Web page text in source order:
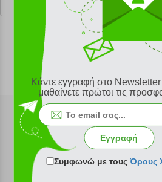
Προτεινόμενη λιανική 14.30 €
Εγγραφή στο
Κάντε εγγραφή στο Newsletter
μαθαίνετε πρώτοι τις
Εγγραφή
Συμφωνώ με τουςΌρους